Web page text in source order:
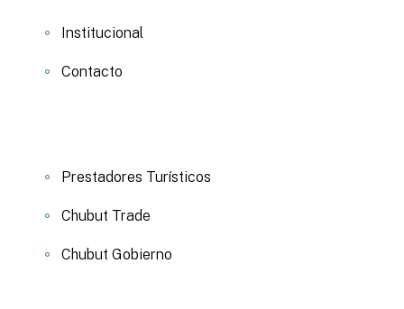
Institucional
Contacto
Prestadores Turísticos
Chubut Trade
Chubut Gobierno